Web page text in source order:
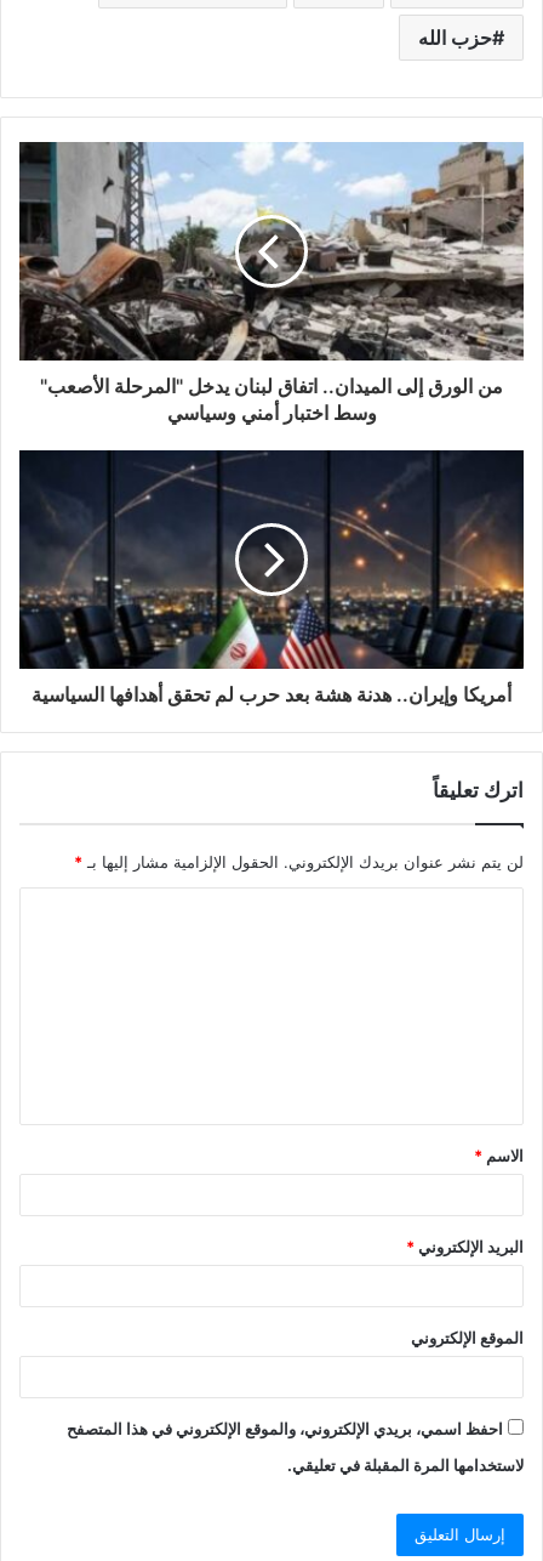
حزب الله
من الورق إلى الميدان.. اتفاق لبنان يدخل "المرحلة الأصعب"
وسط اختبار أمني وسياسي
أمريكا وإيران.. هدنة هشة بعد حرب لم تحقق أهدافها السياسية
اترك تعليقاً
لن يتم نشر عنوان بريدك الإلكتروني. الحقول الإلزامية مشار إليها بـ *
الاسم *
البريد الإلكتروني*
الموقع الإلكتروني
احفظ اسمي، بريدي الإلكتروني، والموقع الإلكتروني في هذا المتصفح
لاستخدامها المرة المقبلة في تعليقي.